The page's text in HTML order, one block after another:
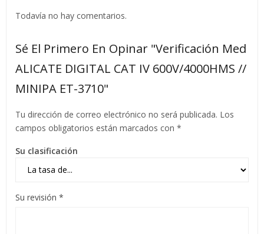
Todavía no hay comentarios.
Sé El Primero En Opinar "Verificación Med
ALICATE DIGITAL CAT IV 600V/4000HMS //
MINIPA ET-3710"
Tu dirección de correo electrónico no será publicada. Los
campos obligatorios están marcados con *
Su clasificación
Su revisión *